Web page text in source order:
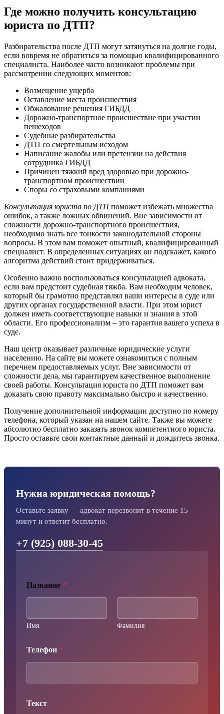
Где можно получить консультацию
юриста по ДТП?
Разбирательства после ДТП могут затянуться на долгие годы,
если вовремя не обратиться за помощью квалифицированного
специалиста. Наиболее часто возникают проблемы при
рассмотрении следующих моментов:
Возмещение ущерба
Оставление места происшествия
Обжалование решения ГИБДД
Дорожно-транспортное происшествие при участии
пешеходов
Судебные разбирательства
ДТП со смертельным исходом
Написание жалобы или претензии на действия
сотрудника ГИБДД
Причинен тяжкий вред здоровью при дорожно-
транспортном происшествии
Споры со страховыми компаниями
Консультация юриста по ДТПпоможет избежать множества
ошибок, а также ложных обвинений. Вне зависимости от
сложности дорожно-транспортного происшествия,
необходимо знать все тонкости законодательной стороны
вопросы. В этом вам поможет опытный, квалифицированный
специалист. В определенных ситуациях он подскажет, какого
алгоритма действий стоит придерживаться.
Особенно важно воспользоваться консультацией адвоката,
если вам предстоит судебная тяжба. Вам необходим человек,
который бы грамотно представлял ваши интересы в суде или
других органах государственной власти. При этом юрист
должен иметь соответствующие навыки и знания в этой
области. Его профессионализм ‒ это гарантия вашего успеха в
суде.
Наш центр оказывает различные юридические услуги
населению. На сайте вы можете ознакомиться с полным
перечнем предоставляемых услуг. Вне зависимости от
сложности дела, мы гарантируем качественное выполнение
своей работы. Консультация юриста по ДТП поможет вам
доказать свою правоту максимально быстро и качественно.
Получение дополнительной информации доступно по номеру
телефона, который указан на нашем сайте. Также вы можете
абсолютно бесплатно заказать звонок компетентного юриста.
Просто оставьте свои контактные данный и дождитесь звонка.
Нужна юридическая помощь?
Оставьте заявку — адвокат перезвонит в течение 15
минут и ответит бесплатно.
+7 (925) 088-30-45
Название *
Имя Фамилия
Телефон *
е
Текст